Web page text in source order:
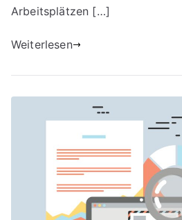
Arbeitsplätzen […]
Weiterlesen